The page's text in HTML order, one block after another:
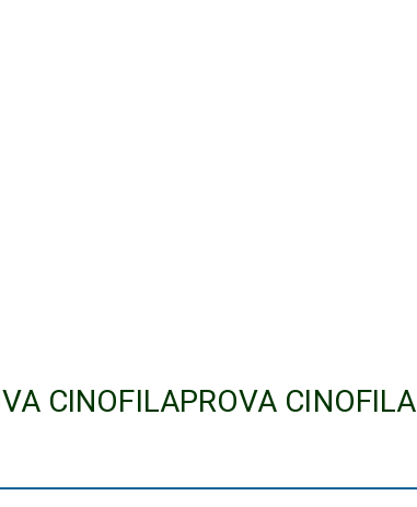
CINOFILAPROVA CINOFILA